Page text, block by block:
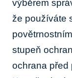
výběrem
že používáte
stupeň
ochrana před